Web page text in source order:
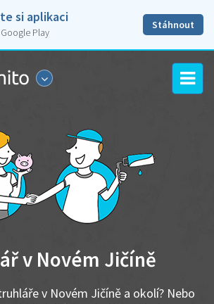
si aplikaci
Play
Stáhnout
v Novém Jičíně
v Novém Jičíně a okolí? Nebo